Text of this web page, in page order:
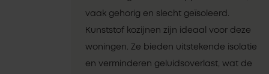
vaak gehorig en slecht geïsoleerd.
Kunststof kozijnen zijn ideaal voor deze
woningen. Ze bieden uitstekende isolatie
en verminderen geluidsoverlast, wat de